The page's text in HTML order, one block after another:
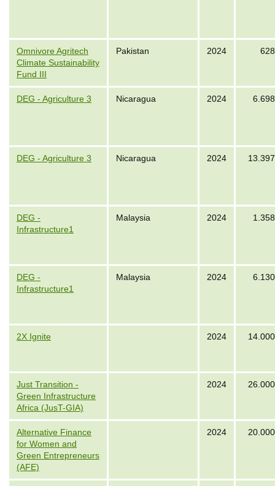
Omnivore Agritech
Climate Sustainability
Fund III
Pakistan 2024
DEG - Agriculture 3 Nicaragua 2024
DEG - Agriculture 3 Nicaragua 2024
DEG -
Infrastructure1
Malaysia 2024
DEG -
Infrastructure1
Malaysia 2024
2X Ignite 2024
Just Transition -
Green Infrastructure
Africa (JusT-GIA)
2024
Alternative Finance
for Women and
Green Entrepreneurs
(AFE)
2024